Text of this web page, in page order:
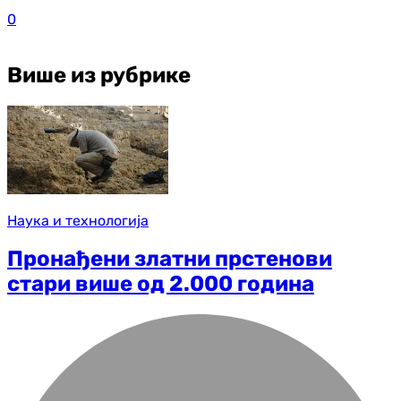
0
Више из рубрике
Наука и технологија
Пронађени златни прстенови
стари више од 2.000 година